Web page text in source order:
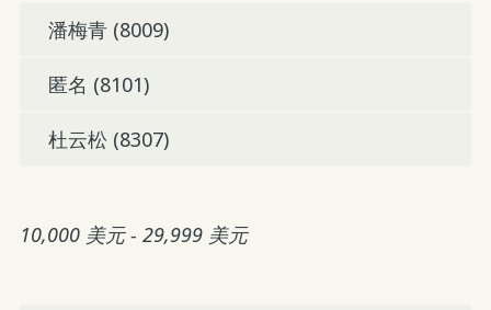
潘梅青 (8009)
匿名 (8101)
杜云松 (8307)
10,000 美元 - 29,999 美元